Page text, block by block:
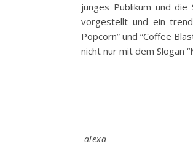
junges Publikum und die
vorgestellt und ein
Popcorn” und “Coffee
nicht nur mit dem Slogan
alexa